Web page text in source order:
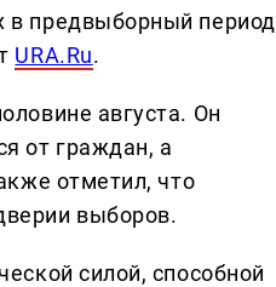
в предвыборный период
URA.Ru.
августа. Он
от граждан, а
отметил, что
выборов.
силой, способной